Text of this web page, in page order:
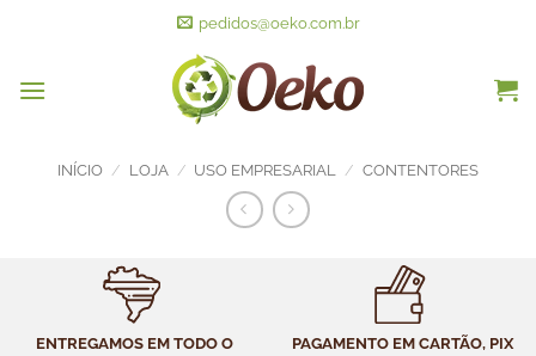
pedidos@oeko.com.br
INÍCIO / LOJA / USO EMPRESARIAL / CONTENTORES
ENTREGAMOS EM TODO O
PAGAMENTO EM CARTÃO, PIX